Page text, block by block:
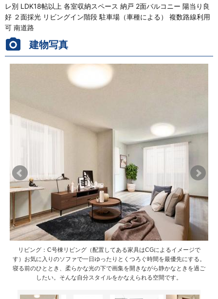
レ別 LDK18帖以上 各室収納スペース 納戸 2面バルコニー 陽当り良
好 ２面採光 リビングイン階段 駐車場（車種による） 複数路線利用
可 南道路
建物写真
リビング：C号棟リビング（配置してある家具はCGによるイメージで
す）お気に入りのソファで一日ゆったりとくつろぐ時間を最優先にする。
寝る前のひととき、柔らかな光の下で画集を開きながら静かなときを過ご
したい。そんな自分スタイルをかなえられる空間です。
リビング：C号棟リビング（配置してある家具はCGによるイメージで
す）お気に入りのソファで一日ゆったりとくつろぐ時間を最優先にする。
寝る前のひととき、柔らかな光の下で画集を開きながら静かなときを過ご
したい。そんな自分スタイルをかなえられる空間です。